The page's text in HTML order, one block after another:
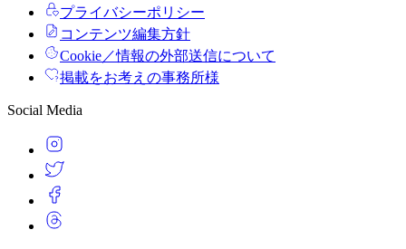
プライバシーポリシー
コンテンツ編集方針
Cookie／情報の外部送信について
掲載をお考えの事務所様
Social Media